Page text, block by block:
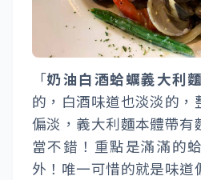
「奶油白酒蛤蠣義大利麵
的，白酒味道也淡淡的，
偏淡，義大利麵本體帶有
當不錯！重點是滿滿的
外！唯一可惜的就是味道